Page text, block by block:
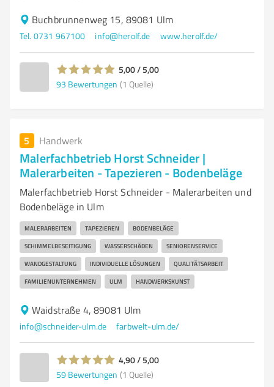
Buchbrunnenweg 15, 89081 Ulm
Tel. 0731 967100 info@herolf.de www.herolf.de/
5,00 / 5,00
93 Bewertungen (1 Quelle)
5 Handwerk
Malerfachbetrieb Horst Schneider |
Malerarbeiten - Tapezieren - Bodenbeläge
Malerfachbetrieb Horst Schneider - Malerarbeiten und
Bodenbeläge in Ulm
MALERARBEITEN TAPEZIEREN BODENBELÄGE
SCHIMMELBESEITIGUNG WASSERSCHÄDEN SENIORENSERVICE
WANDGESTALTUNG INDIVIDUELLE LÖSUNGEN QUALITÄTSARBEIT
FAMILIENUNTERNEHMEN ULM HANDWERKSKUNST
Waidstraße 4, 89081 Ulm
info@schneider-ulm.de farbwelt-ulm.de/
4,90 / 5,00
59 Bewertungen (1 Quelle)